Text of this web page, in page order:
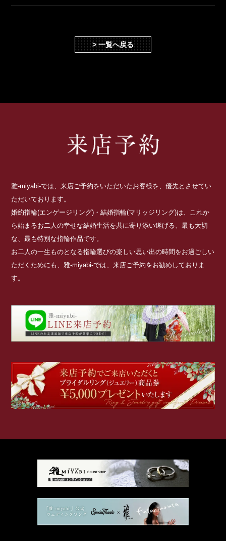
> 一覧へ戻る
雅-miyabi-では、来店ご予約をいただいたお客様を、優先とさせてい
ただいております。
婚約指輪(エンゲージリング)・結婚指輪(マリッジリング)は、これか
ら始まるお二人の幸せな結婚生活を共に寄り添い遂げる、最も大切
な、最も特別な指輪作品です。
お二人の一生ものとなる指輪選びの楽しい思い出の時間をお過ごしい
ただくためにも、雅-miyabi-では、来店ご予約をお勧めしておりま
す。